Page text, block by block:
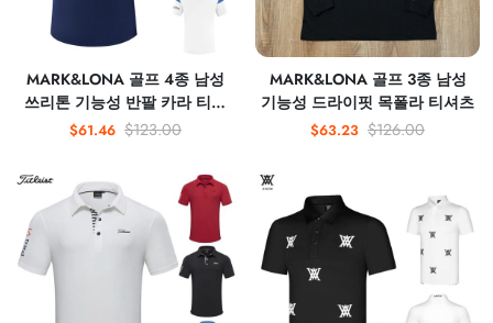
MARK&LONA 골프 4종 남성
쓰리톤 기능성 반팔 카라 티셔
츠
$61.46 $123.00
MARK&LONA 골프 3종 남성
기능성 드라이핏 목폴라 티셔츠
$63.23 $126.00